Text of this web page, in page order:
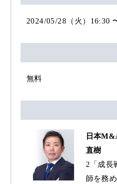
2024/05/28（火）16:30
無料
日本
直樹
2「成長
師を務